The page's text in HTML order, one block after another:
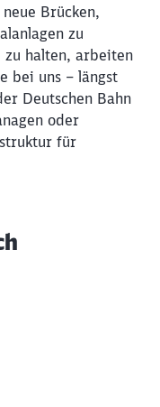
Brücken,
zu
zu halten, arbeiten
bei uns – längst
Deutschen Bahn
oder
für